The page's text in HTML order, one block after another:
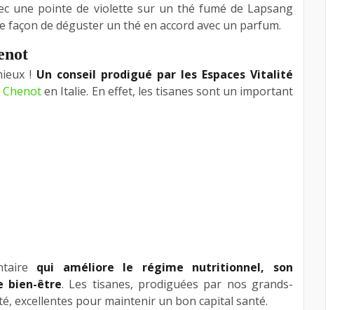
une pointe de violette sur un thé fumé de Lapsang
façon de déguster un thé en accord avec un parfum.
! Un conseil prodigué par les Espaces Vitalité
en Italie. En effet, les tisanes sont un important
qui améliore le régime nutritionnel, son
bien-être. Les tisanes, prodiguées par nos grands-
excellentes pour maintenir un bon capital santé.